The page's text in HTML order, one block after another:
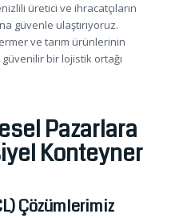
üretici ve ihracatçıların
güvenle ulaştırıyoruz.
ve tarım ürünlerinin
bir lojistik ortağı
Pazarlara
Konteyner
Çözümlerimiz